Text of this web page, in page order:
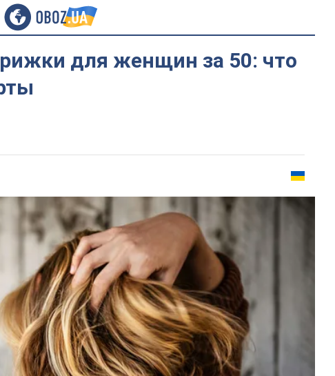
для женщин за 50: что